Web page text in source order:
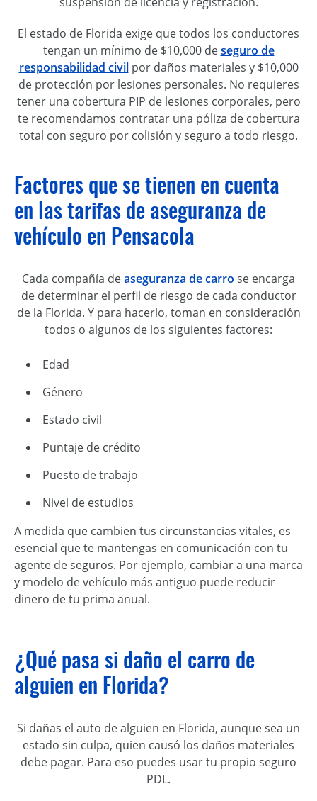
El estado de Florida exige que todos los conductores
tengan un mínimo de $10,000 deseguro de
responsabilidad civilpor daños materiales y $10,000
de protección por lesiones personales. No requieres
tener una cobertura PIP de lesiones corporales, pero
te recomendamos contratar una póliza de cobertura
total con seguro por colisión y seguro a todo riesgo.
Factores que se tienen en cuenta
en las tarifas de aseguranza de
vehículo en Pensacola
Cada compañía deaseguranza de carro se encarga
de determinar el perfil de riesgo de cada conductor
de la Florida. Y para hacerlo, toman en consideración
todos o algunos de los siguientes factores:
Edad
Género
Estado civil
Puntaje de crédito
Puesto de trabajo
Nivel de estudios
A medida que cambien tus circunstancias vitales, es
esencial que te mantengas en comunicación con tu
agente de seguros. Por ejemplo, cambiar a una marca
y modelo de vehículo más antiguo puede reducir
dinero de tu prima anual.
¿Qué pasa si daño el carro de
alguien en Florida?
Si dañas el auto de alguien en Florida, aunque sea un
estado sin culpa, quien causó los daños materiales
debe pagar. Para eso puedes usar tu propio seguro
PDL.